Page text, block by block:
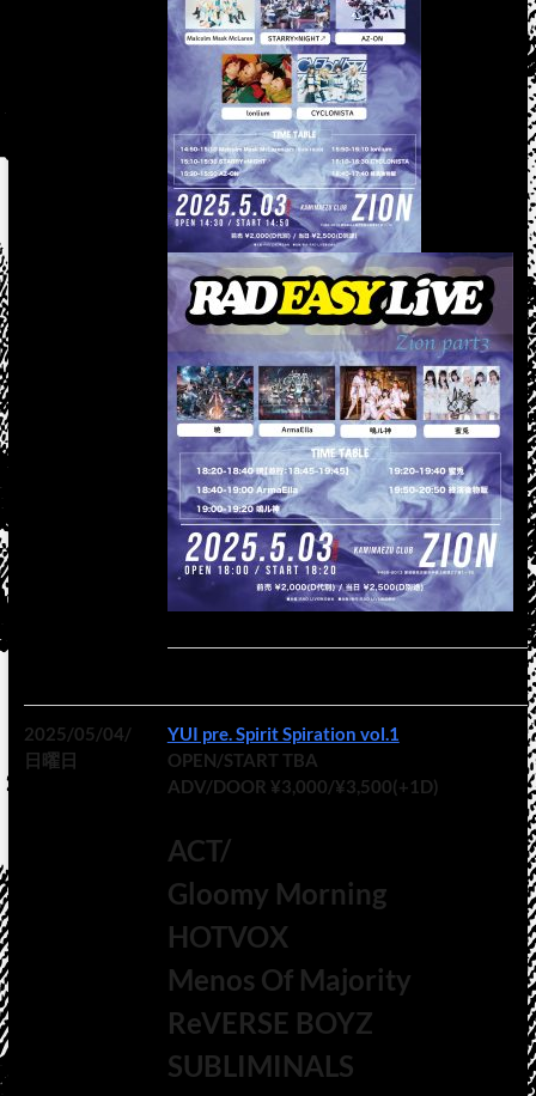
2025/05/04/
日曜日
YUI pre. Spirit Spiration vol.1
OPEN/START TBA
ADV/DOOR ¥3,000/¥3,500(+1D)
ACT/
Gloomy Morning
HOTVOX
Menos Of Majority
ReVERSE BOYZ
SUBLIMINALS